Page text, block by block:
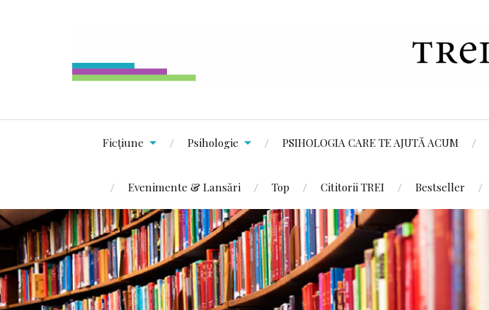
Ficțiune Psihologie PSIHOLOGIA CARE TE AJUTĂ ACUM
Evenimente & Lansări Top Cititorii TREI Bestseller